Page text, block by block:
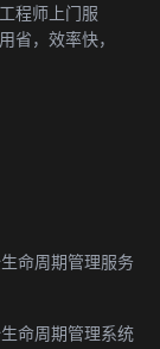
程师上门服
省，效率快，
命周期管理服务
命周期管理系统